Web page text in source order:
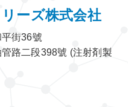
ーズ株式会社
街36號
路二段398號 (注射剤製